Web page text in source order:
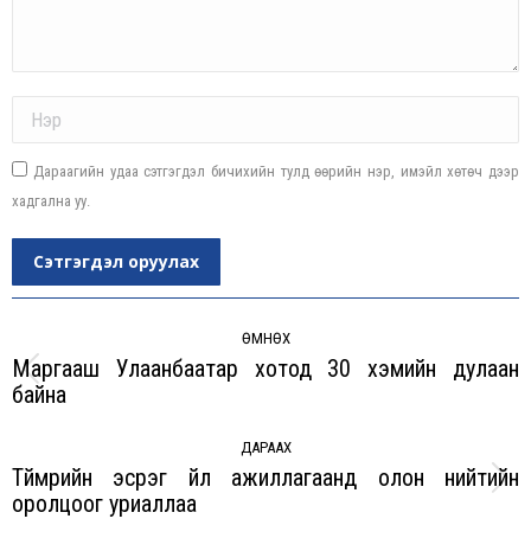
Дараагийн удаа сэтгэгдэл бичихийн тулд өөрийн нэр, имэйл хөтөч дээр
хадгална уу.
Сэтгэгдэл оруулах
ӨМНӨХ
Previous
Маргааш Улаанбаатар хотод 30 хэмийн дулаан
байна
ДАРААХ
Next
Түймрийн эсрэг үйл ажиллагаанд олон нийтийн
оролцоог уриаллаа